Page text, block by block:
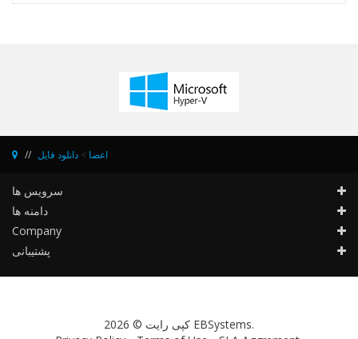
اعضا > دانلود فایل
سرویس ها
دامنه ها
Company
پشتیبانی
کپی رایت © 2026 EBSystems.